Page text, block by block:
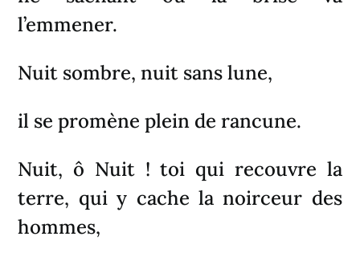
l’emmener.
Nuit sombre, nuit sans lune,
il se promène plein de rancune.
Nuit, ô Nuit ! toi qui recouvre la
terre, qui y cache la noirceur des
hommes,